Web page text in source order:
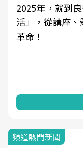
一站式健康新生
啟動你的健康
頻道熱門新聞